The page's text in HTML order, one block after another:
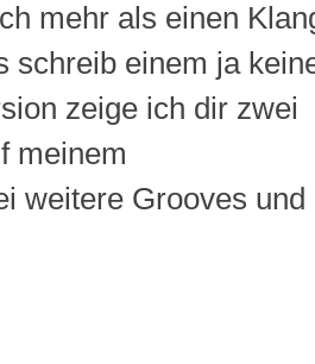
mehr als einen
schreib einem ja
zeige ich dir zwei
meinem
weitere Grooves und